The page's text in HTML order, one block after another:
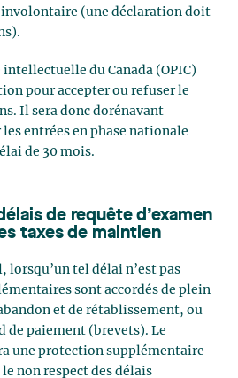
(une déclaration doit
du Canada (OPIC)
pour accepter ou refuser le
Il sera donc dorénavant
entrées en phase nationale
de 30 mois.
de requête d’examen
taxes de maintien
lorsqu’un tel délai n’est pas
sont accordés de plein
et de rétablissement, ou
de paiement (brevets). Le
une protection supplémentaire
non respect des délais